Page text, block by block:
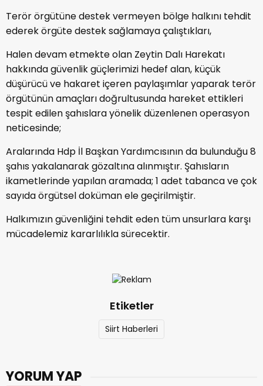
Terör örgütüne destek vermeyen bölge halkını tehdit
ederek örgüte destek sağlamaya çalıştıkları,
Halen devam etmekte olan Zeytin Dalı Harekatı
hakkında güvenlik güçlerimizi hedef alan, küçük
düşürücü ve hakaret içeren paylaşımlar yaparak terör
örgütünün amaçları doğrultusunda hareket ettikleri
tespit edilen şahıslara yönelik düzenlenen operasyon
neticesinde;
Aralarında Hdp İl Başkan Yardımcısının da bulunduğu 8
şahıs yakalanarak gözaltına alınmıştır. Şahısların
ikametlerinde yapılan aramada; 1 adet tabanca ve çok
sayıda örgütsel doküman ele geçirilmiştir.
Halkımızın güvenliğini tehdit eden tüm unsurlara karşı
mücadelemiz kararlılıkla sürecektir.
Etiketler
Siirt Haberleri
YORUM YAP